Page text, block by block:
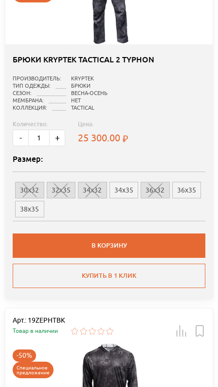
БРЮКИ KRYPTEK TACTICAL 2 TYPHON
ПРОИЗВОДИТЕЛЬ:
KRYPTEK
ТИП ОДЕЖДЫ:
БРЮКИ
СЕЗОН:
ВЕСНА-ОСЕНЬ
МЕМБРАНА:
НЕТ
КОЛЛЕКЦИЯ:
TACTICAL
Количество:
- +
Цена:
25 300.00
Размер:
30x32 32x35 34x32 34x35 36x32 36x35
38x35
В КОРЗИНУ
КУПИТЬ В 1 КЛИК
Арт.: 19ZEPHTBK
Товар в наличии
-50%
Специальное
предложение